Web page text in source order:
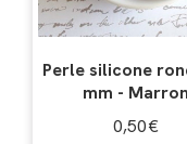
Perle silicone
mm - Marron
0,50€